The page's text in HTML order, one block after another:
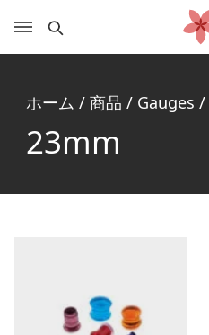
ホーム / 商品 / Gauges /
23mm